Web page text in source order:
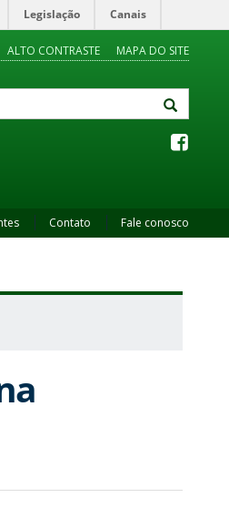
Legislação Canais
ALTO CONTRASTE MAPA DO SITE
Contato Fale conosco